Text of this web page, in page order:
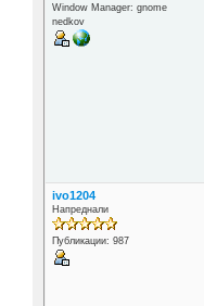
Window Manager: gnome
nedkov
ivo1204
Напреднали
Публикации: 987